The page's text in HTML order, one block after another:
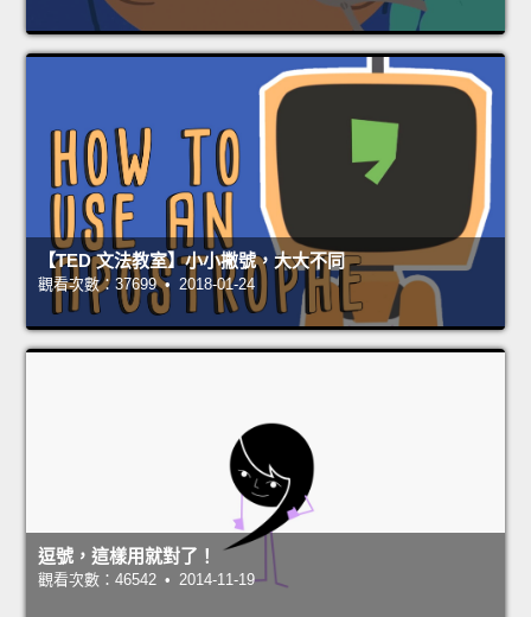
【TED 文法教室】小小撇號，大大不同
觀看次數：37699 • 2018-01-24
逗號，這樣用就對了！
觀看次數：46542 • 2014-11-19